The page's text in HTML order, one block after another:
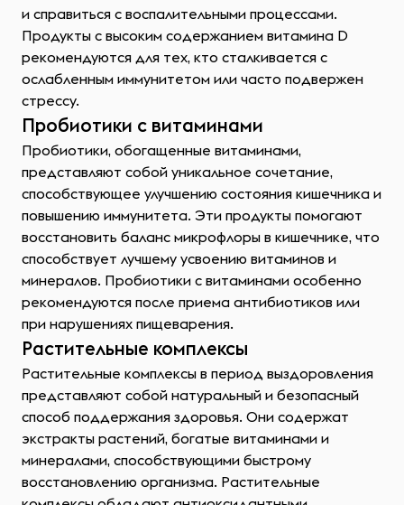
и справиться с воспалительными процессами.
Продукты с высоким содержанием витамина D
рекомендуются для тех, кто сталкивается с
ослабленным иммунитетом или часто подвержен
стрессу.
Пробиотики с витаминами
Пробиотики, обогащенные витаминами,
представляют собой уникальное сочетание,
способствующее улучшению состояния кишечника и
повышению иммунитета. Эти продукты помогают
восстановить баланс микрофлоры в кишечнике, что
способствует лучшему усвоению витаминов и
минералов. Пробиотики с витаминами особенно
рекомендуются после приема антибиотиков или
при нарушениях пищеварения.
Растительные комплексы
Растительные комплексы в период выздоровления
представляют собой натуральный и безопасный
способ поддержания здоровья. Они содержат
экстракты растений, богатые витаминами и
минералами, способствующими быстрому
восстановлению организма. Растительные